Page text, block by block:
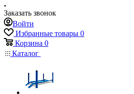
Заказать звонок
Войти
Избранные товары 0
Корзина 0
Каталог